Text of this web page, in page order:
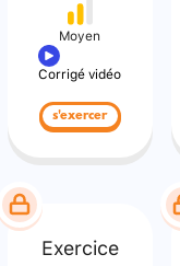
Moyen
Corrigé vidéo
s'exercer
Exercice